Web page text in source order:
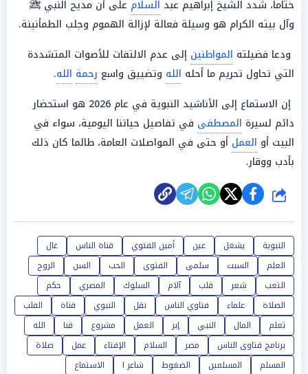
ختاماً، شدد الشيخ إبراهيم عبد السلام على أن مديح النبي ﷺ
وآل بيته الكرام هو وسيلة فعالة لإزالة الهموم وجلب الطمأنينة.
ودعا فضيلته المواطنين إلى عدم الالتفات للأصوات المتشددة
التي تحاول تحريم ما أحله الله وتضييق واسع رحمة الله.
إن الاستماع إلى الأناشيد النبوية في عام 2026 هو استحضار
دائم لسيرة المصطفى في تفاصيل حياتنا اليومية، سواء في
البيت أو العمل أو حتى في المواصلات العامة، طالما كان ذلك
بأدب ووقار.
شارك
النبوية يشغل عين أمين الفتوي قناة الناس
غال
العلم
السبت سلمى الفتوى الحب السن
الروح
التعب
شعر قلب آلام السلوك المصري
حكم
الصلاة
علماء فتاوي الناس نقل النبوي قناة
القلب
تعلم
المال النبي إبر العمل مشروع قنا
الله
برنامج فتاوى الناس
مصر السلام الإفتاء عمل
صلاة
المسلم
المسلمين الضغوط شاعر ا
الاستماع